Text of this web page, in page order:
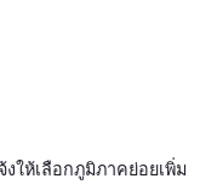
ให้เลือกภูมิภาคย่อยเพิ่ม